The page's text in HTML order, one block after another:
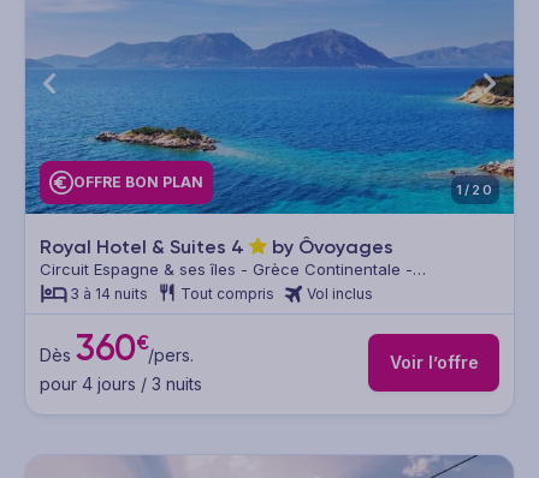
OFFRE BON PLAN 1/20
Royal Hotel & Suites 4 by Ôvoyages
Circuit Espagne & ses îles - Grèce Continentale -
Thessalonique & sa région
3 à 14 nuits Tout compris Vol inclus
Dès 360€/pers.
pour 4 jours / 3 nuits
Voir l’offre